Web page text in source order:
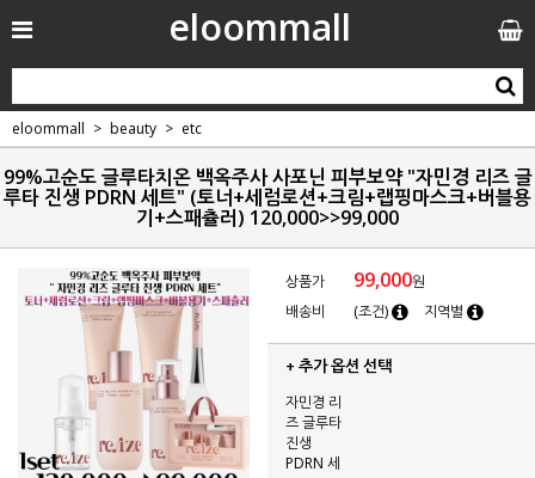
eloommall
eloommall beauty etc
99%고순도 글루타치온 백옥주사 사포닌 피부보약 "자민경 리즈 글
루타 진생 PDRN 세트" (토너+세럼로션+크림+랩핑마스크+버블용
기+스패츌러) 120,000>>99,000
상품가 99,000원
배송비
(조건) 지역별
+ 추가 옵션 선택
자민경 리
즈 글루타
진생
PDRN 세